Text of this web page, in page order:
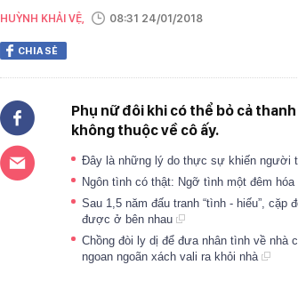
HUỲNH KHẢI VỆ, 08:31 24/01/2018
CHIA SẺ
Phụ nữ đôi khi có thể bỏ cả
không thuộc về cô ấy.
Đây là những lý do thực sự khiến người
Ngôn tình có thật: Ngỡ tình một đêm
Sau 1,5 năm đấu tranh “tình - hiếu”,
được ở bên nhau
Chồng đòi ly dị để đưa nhân tình về nhà
ngoan ngoãn xách vali ra khỏi nhà